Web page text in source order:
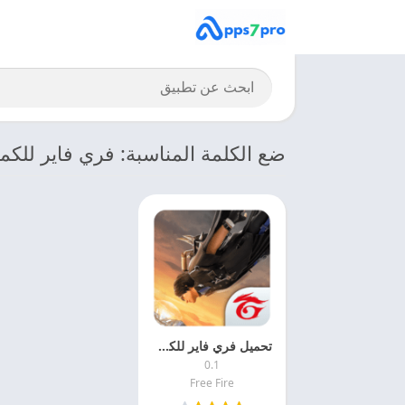
ضع الكلمة المناسبة: فري فاير
تحميل فري فاير للكمبيوتر 2026 Free Fire اخر اصدار مجانا
0.1
Free Fire